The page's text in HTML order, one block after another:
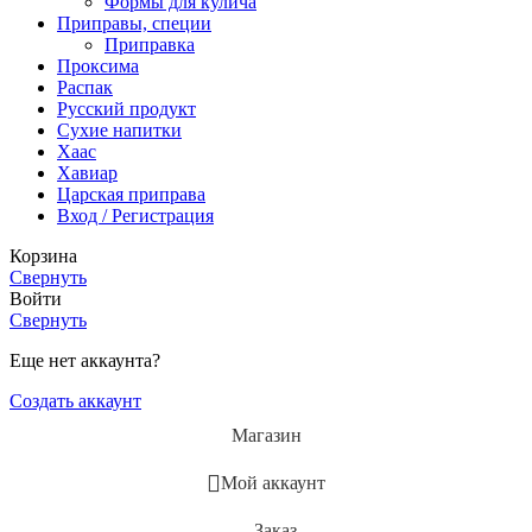
Приправы, специи
Приправка
Проксима
Распак
Русский продукт
Сухие напитки
Хаас
Хавиар
Царская приправа
Вход / Регистрация
Корзина
Свернуть
Войти
Свернуть
Еще нет аккаунта?
Создать аккаунт
Магазин
Мой аккаунт